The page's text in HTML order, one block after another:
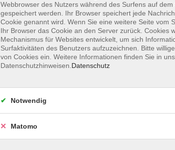
Volkshochschule Münster
Aegidiistraße 70
48143 Münster
vhs@stadt-muenster.de
Lage im Stadtplan
Webbrowser des Nutzers während des Surfens auf
gespeichert werden. Ihr Browser speichert jede
Cookie genannt wird. Wenn Sie eine weitere Seite vom
Ihr Browser das Cookie an den Server zurück. Cookies
Mechanismus für Websites entwickelt, um sich
Surfaktivitäten des Benutzers aufzuzeichnen. Bitte
von Cookies ein. Weitere Informationen finden Sie in
Datenschutzhinweisen. Datenschutz
Notwendig
Matomo